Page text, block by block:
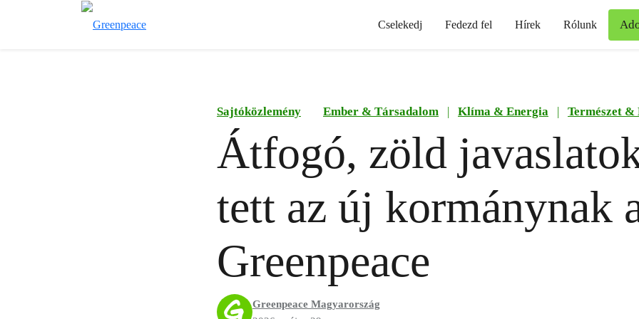
Cselekedj Fedezd fel Hírek Rólunk
Sajtóközlemény Ember & Társadalom | Klíma & Energia | Természet
Átfogó, zöld
tett az új kormánynak
Greenpeace
Greenpeace Magyarország